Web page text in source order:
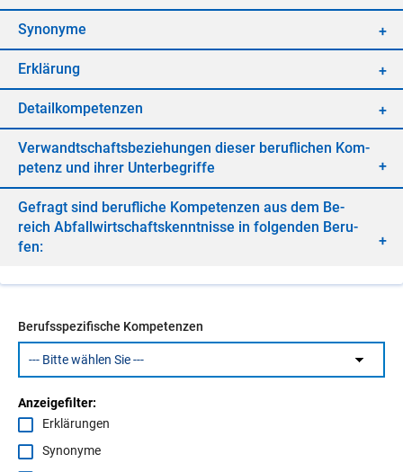
Syn­ony­me
Er­klä­rung
De­tail­kom­pe­ten­zen
Ver­wandt­schafts­be­zie­hun­gen die­ser be­ruf­li­chen Kom­
pe­tenz und ih­rer Un­ter­be­grif­fe
Ge­fragt sind be­ruf­li­che Kom­pe­ten­zen aus dem Be­
reich Ab­fall­wirt­schafts­kennt­nis­se in fol­gen­den Be­ru­
fen:
Berufsspezifische Kompetenzen
Anzeigefilter:
Erklärungen
Synonyme